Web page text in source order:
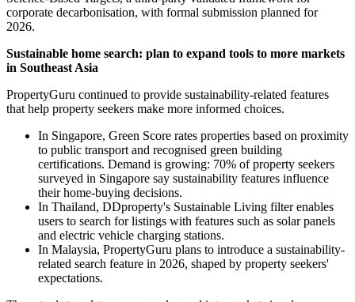
Climate action: 36% emissions reduction and a commitment to
science-based targets
PropertyGuru achieved a 36% year-on-year reduction in total
market-based emissions in 2025, driven primarily by a decline in
Scope 3 emissions, which account for the majority of the Group's
footprint. The Group also maintained net-zero market-based Scope 2
emissions for the second consecutive year, matching 100% of its
office electricity consumption with Renewable Energy Certificates.
Building on this momentum, PropertyGuru has committed to setting
Science-Based Targets, a third-party validated framework for
corporate decarbonisation, with formal submission planned for
Sustainable home search: plan to expand tools to more markets
in Southeast Asia
PropertyGuru continued to provide sustainability-related features
that help property seekers make more informed choices.